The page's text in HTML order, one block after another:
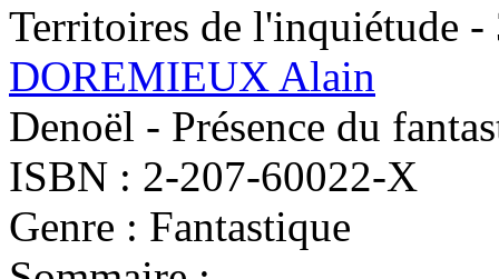
Territoires de l'inquiétude -
DOREMIEUX Alain
Denoël - Présence du
ISBN : 2-207-60022-X
Genre : Fantastique